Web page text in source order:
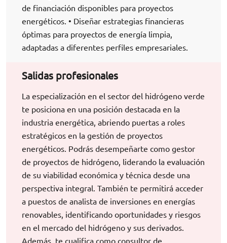
de financiación disponibles para proyectos
energéticos. • Diseñar estrategias financieras
óptimas para proyectos de energía limpia,
adaptadas a diferentes perfiles empresariales.
Salidas profesionales
La especialización en el sector del hidrógeno verde
te posiciona en una posición destacada en la
industria energética, abriendo puertas a roles
estratégicos en la gestión de proyectos
energéticos. Podrás desempeñarte como gestor
de proyectos de hidrógeno, liderando la evaluación
de su viabilidad económica y técnica desde una
perspectiva integral. También te permitirá acceder
a puestos de analista de inversiones en energías
renovables, identificando oportunidades y riesgos
en el mercado del hidrógeno y sus derivados.
Además, te cualifica como consultor de